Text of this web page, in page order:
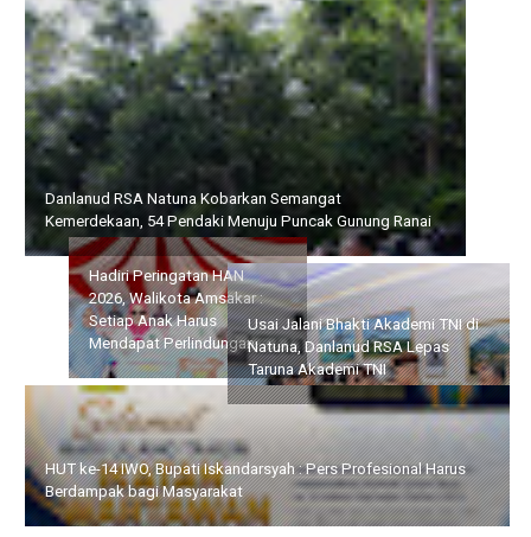
Danlanud RSA Natuna Kobarkan Semangat Kemerdekaan, 54
Pendaki Menuju Puncak Gunung Ranai
Hadiri Peringatan HAN
2026, Walikota Amsakar :
Setiap Anak Harus
Mendapat Perlindungan
Usai Jalani Bhakti Akademi
TNI di Natuna, Danlanud
RSA Lepas Taruna Akademi
TNI
HUT ke-14 IWO, Bupati Iskandarsyah : Pers Profesional Harus
Berdampak bagi Masyarakat